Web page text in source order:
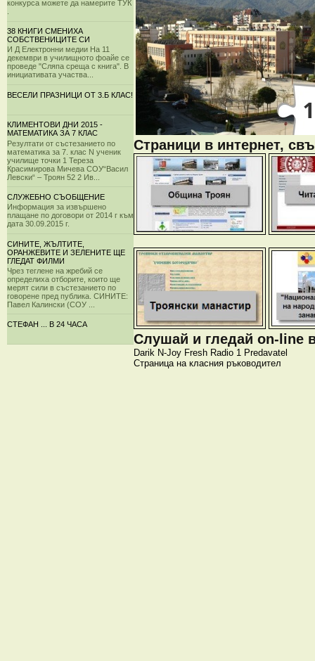
конкурса можете да намерите ТУК
38 КНИГИ СМЕНИХА
СОБСТВЕНИЦИТЕ СИ
И Д Електронни медии На 11
декември в училищното фоайе се
проведе "Сляпа среща с книга". В
инициативата участва...
ВЕСЕЛИ ПРАЗНИЦИ ОТ 3.Б КЛАС!
КЛИМЕНТОВИ ДНИ 2015 -
МАТЕМАТИКА ЗА 7 КЛАС
Резултати от състезанието по
математика за 7. клас N ученик
училище точки 1 Тереза
Красимирова Мичева СОУ“Васил
Левски“ – Троян 52 2 Ив...
СЛУЖЕБНО СЪОБЩЕНИЕ
Информация за извършено
плащане по договори от 2014 г към
дата 30.09.2015 г.
СИНИТЕ, ЖЪЛТИТЕ,
ОРАНЖЕВИТЕ И ЗЕЛЕНИТЕ ЩЕ
ГЛЕДАТ ФИЛМИ
Чрез теглене на жребий се
определиха отборите, които ще
мерят сили в състезанието по
говорене пред публика. СИНИТЕ:
Павел Калински (СОУ ...
СТЕФАН ... В 24 ЧАСА
Страници в интернет,
Слушай и гледай on-line
Darik N-Joy Fresh Radio 1 Predavatel
Страница на класния ръководител